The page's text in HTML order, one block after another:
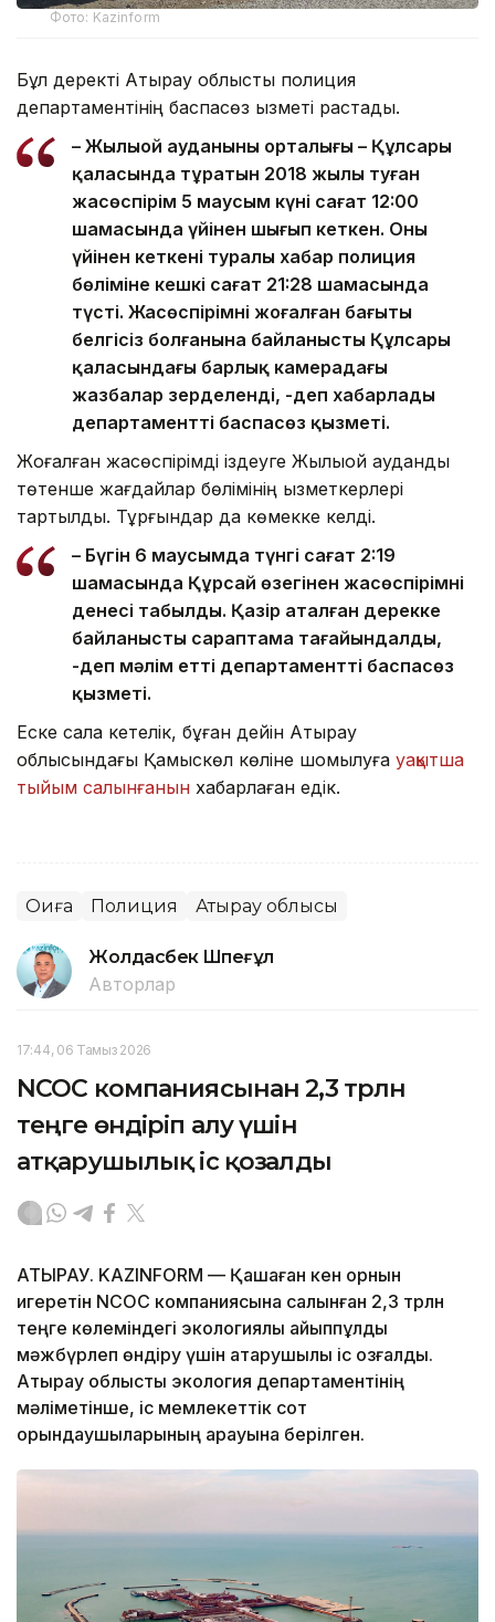
Фото: Kazinform
Бұл деректі Атырау облыстық полиция
департаментінің баспасөз қызметі растады.
– Жылыой ауданының орталығы – Құлсары
қаласында тұратын 2018 жылы туған
жасөспірім 5 маусым күні сағат 12:00
шамасында үйінен шығып кеткен. Оның
үйінен кеткені туралы хабар полиция
бөліміне кешкі сағат 21:28 шамасында
түсті. Жасөспірімнің жоғалған бағыты
белгісіз болғанына байланысты Құлсары
қаласындағы барлық камерадағы
жазбалар зерделенді, -деп хабарлады
департаменттің баспасөз қызметі.
Жоғалған жасөспірімді іздеуге Жылыой аудандық
төтенше жағдайлар бөлімінің қызметкерлері
тартылды. Тұрғындар да көмекке келді.
– Бүгін 6 маусымда түнгі сағат 2:19
шамасында Құрсай өзегінен жасөспірімнің
денесі табылды. Қазір аталған дерекке
байланысты сараптама тағайындалды,
-деп мәлім етті департаменттің баспасөз
қызметі.
Еске сала кетелік, бұған дейін Атырау
облысындағы Қамыскөл көліне шомылуға уақытша
тыйым салынғанын хабарлаған едік.
Оқиға Полиция Атырау облысы
Жолдасбек Шөпеғұл
Авторлар
17:44, 06 Тамыз 2026
NCOC компаниясынан 2,3 трлн
теңге өндіріп алу үшін
атқарушылық іс қозғалды
АТЫРАУ. KAZINFORM — Қашаған кен орнын
игеретін NCOC компаниясына салынған 2,3 трлн
теңге көлеміндегі экологиялық айыппұлды
мәжбүрлеп өндіру үшін атқарушылық іс қозғалды.
Атырау облыстық экология департаментінің
мәліметінше, іс мемлекеттік сот
орындаушыларының қарауына берілген.